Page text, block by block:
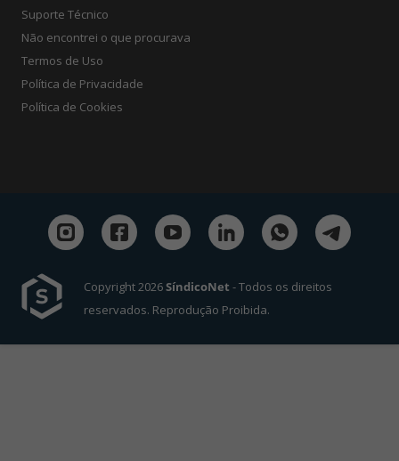
Suporte Técnico
Não encontrei o que procurava
Termos de Uso
Política de Privacidade
Política de Cookies
Copyright 2026SíndicoNet - Todos os direitos
reservados. Reprodução Proibida.